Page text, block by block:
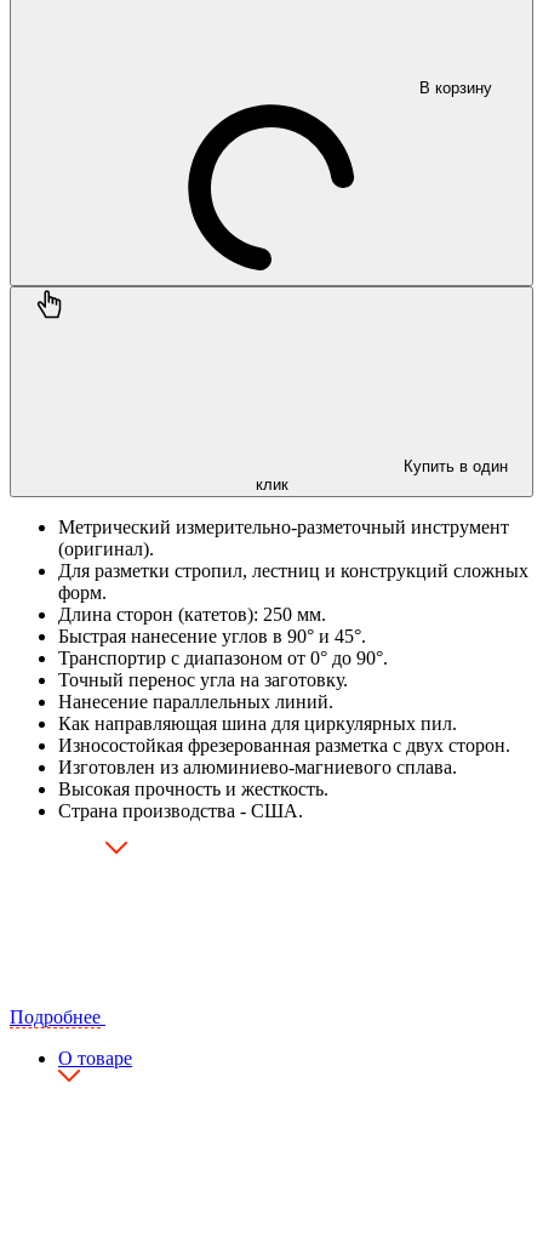
В корзину
Купить в один
клик
Метрический измерительно-разметочный инструмент
(оригинал).
Для разметки стропил, лестниц и конструкций сложных
форм.
Длина сторон (катетов): 250 мм.
Быстрая нанесение углов в 90° и 45°.
Транспортир с диапазоном от 0° до 90°.
Точный перенос угла на заготовку.
Нанесение параллельных линий.
Как направляющая шина для циркулярных пил.
Износостойкая фрезерованная разметка с двух сторон.
Изготовлен из алюминиево-магниевого сплава.
Высокая прочность и жесткость.
Страна производства - США.
Подробнее
О товаре